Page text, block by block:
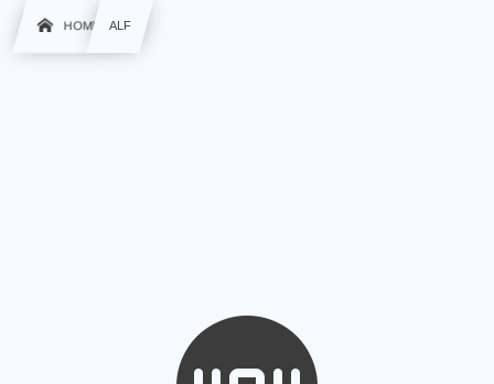
HOME ALF